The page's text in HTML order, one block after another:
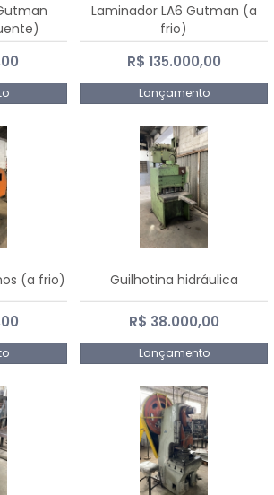
Laminador LA6 Gutman (a
frio)
R$ 135.000,00
Lançamento
(a frio) Guilhotina hidráulica
R$ 38.000,00
Lançamento